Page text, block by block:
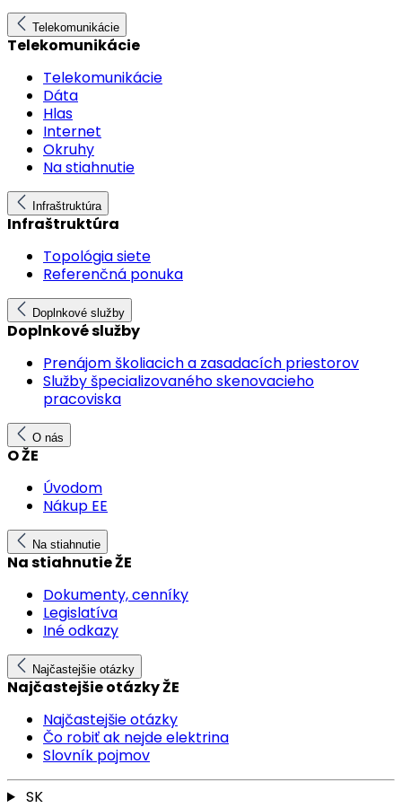
Telekomunikácie
Telekomunikácie
Telekomunikácie
Dáta
Hlas
Internet
Okruhy
Na stiahnutie
Infraštruktúra
Infraštruktúra
Topológia siete
Referenčná ponuka
Doplnkové služby
Doplnkové služby
Prenájom školiacich a zasadacích priestorov
Služby špecializovaného skenovacieho
pracoviska
O nás
O ŽE
Úvodom
Nákup EE
Na stiahnutie
Na stiahnutie ŽE
Dokumenty, cenníky
Legislatíva
Iné odkazy
Najčastejšie otázky
Najčastejšie otázky ŽE
Najčastejšie otázky
Čo robiť ak nejde elektrina
Slovník pojmov
SK